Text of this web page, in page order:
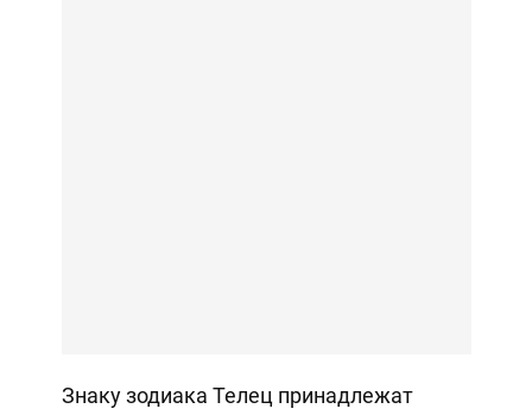
Знаку зодиака Телец принадлежат